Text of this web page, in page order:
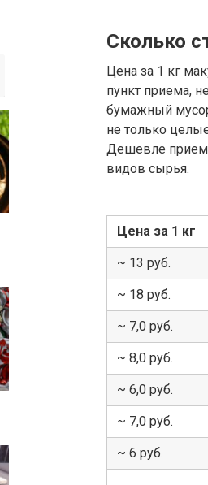
Сколько
Цена за 1 кг
пункт приема,
бумажный
не только
Дешевле прием
видов сырья.
Цена за 1 кг
~ 13 руб.
~ 18 руб.
~ 7,0 руб.
~ 8,0 руб.
~ 6,0 руб.
~ 7,0 руб.
~ 6 руб.